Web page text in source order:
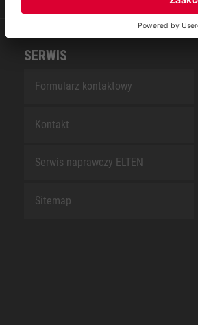
SERWIS
Formularz kontaktowy
Kontakt
Serwis naprawczy ELTEN
Sitemap